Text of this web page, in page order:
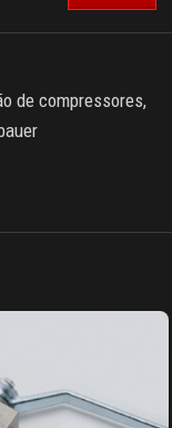
de compressores,